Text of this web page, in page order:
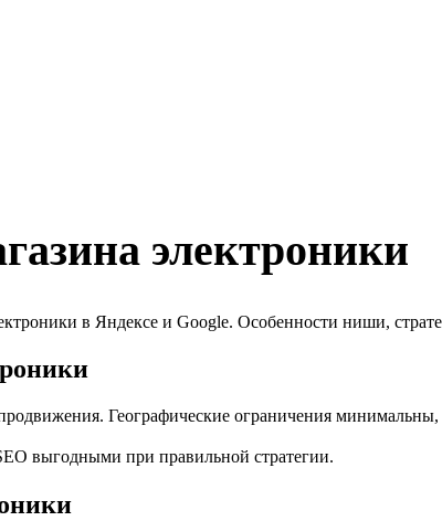
электроники
в Яндексе и Google. Особенности ниши,
Географические ограничения минимальны,
выгодными при правильной стратегии.